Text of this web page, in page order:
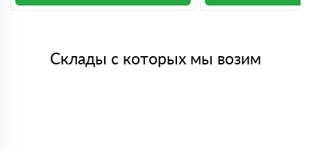
Склады с которых мы возим